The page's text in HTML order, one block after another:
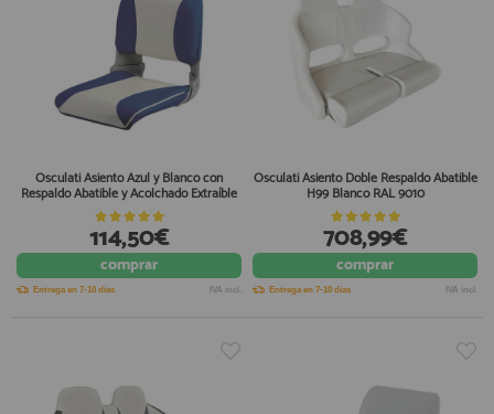
Osculati Asiento Azul y Blanco con
Respaldo Abatible y Acolchado Extraíble
114,50€
comprar
Entrega en 7-10 días IVA incl.
Osculati Asiento Doble Respaldo Abatible
H99 Blanco RAL 9010
708,99€
comprar
Entrega en 7-10 días IVA incl.